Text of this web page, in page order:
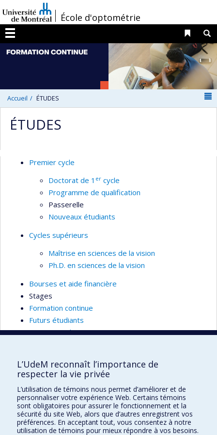
au
contenu
/École d'optométrie
Menu
Liens
Accueil ÉTUDES
ÉTUDES
Premier cycle
Doctorat de 1 er cycle
Programme de qualification
Passerelle
Nouveaux étudiants
Cycles supérieurs
Maîtrise en sciences de la vision
Ph.D. en sciences de la vision
Bourses et aide financière
Stages
Formation continue
Futurs étudiants
International
École d'optométrie
3744 Jean-Brillant
Local 260-9
Montréal (Qc) H3T 1P1
L’UdeM reconnaît l’importance de
respecter la vie privée
L’utilisation de témoins nous permet d’améliorer et de
personnaliser votre expérience Web. Certains témoins
sont obligatoires pour assurer le fonctionnement et la
sécurité du site Web, alors que d’autres enregistrent vos
préférences. En acceptant tout, vous consentez à notre
utilisation de témoins pour mieux répondre à vos besoins.